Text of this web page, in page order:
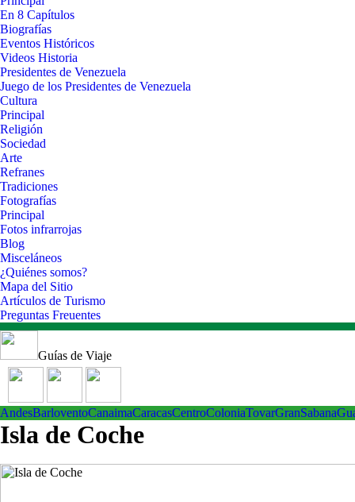
En 8 Capítulos
Biografías
Eventos Históricos
Videos Historia
Presidentes de Venezuela
Juego de los Presidentes de Venezuela
Cultura
Principal
Religión
Sociedad
Arte
Refranes
Tradiciones
Fotografías
Principal
Fotos infrarrojas
Blog
Misceláneos
¿Quiénes somos?
Mapa del Sitio
Artículos de Turismo
Preguntas Freuentes
Guías de Viaje
AndesBarloventoCanaimaCaracasCentroColoniaTovarGranSabana
Isla de Coche